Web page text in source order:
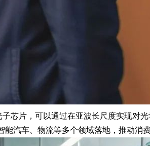
芯片， 可以通过在亚波长尺度实现对
汽车、物流等多个领域落地，推动消费